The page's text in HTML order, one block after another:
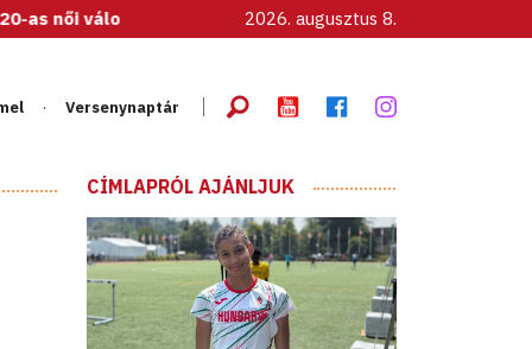
2026. augusztus 8.
Versenynaptár
CÍMLAPRÓL AJÁNLJUK